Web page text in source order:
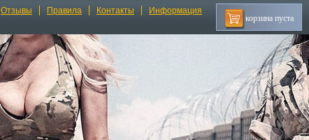
Отзывы Правила Контакты Информация
корзина пуста